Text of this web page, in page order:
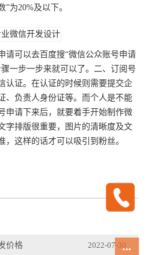
”为20%及以下。
请可以去百度搜“微信公众账号申请
一步一步来就可以了。二、订阅号
认证。在认证的时候则需要提交企
、负责人身份证等。而个人是不能
申请下来后，就要着手开始制作微
字排版很重要，图片的清晰度及文
这样的话才可以吸引到粉丝。
价格 2022-07-30